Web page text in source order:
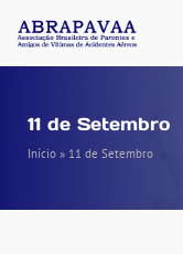
11 de Setembro
Início » 11 de Setembro